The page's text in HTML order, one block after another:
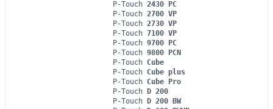
P-Touch 2430 PC
P-Touch 2700 VP
P-Touch 2730 VP
P-Touch 7100 VP
P-Touch 9700 PC
P-Touch 9800 PCN
P-Touch Cube
P-Touch Cube plus
P-Touch Cube Pro
P-Touch D 200
P-Touch D 200 BW